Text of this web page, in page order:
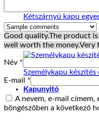
Kétszárnyú kapu
SZEMÉLYKAPUK
Személykapu
Kapunyitó
Good quality.The product
well worth the money.Very
Név *
E-mail *
A nevem, e-mail címem,
böngészőben a következő